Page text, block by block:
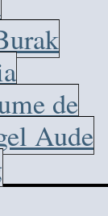
de
Aude